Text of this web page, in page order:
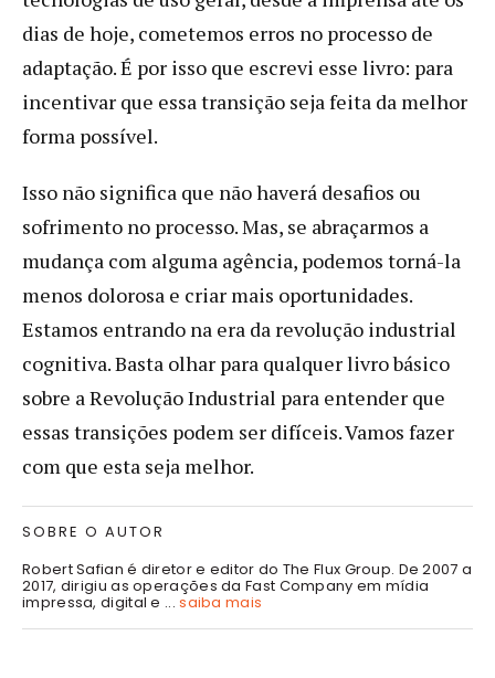
dias de hoje, cometemos erros no processo de
adaptação. É por isso que escrevi esse livro: para
incentivar que essa transição seja feita da melhor
forma possível.
Isso não significa que não haverá desafios ou
sofrimento no processo. Mas, se abraçarmos a
mudança com alguma agência, podemos torná-la
menos dolorosa e criar mais oportunidades.
Estamos entrando na era da revolução industrial
cognitiva. Basta olhar para qualquer livro básico
sobre a Revolução Industrial para entender que
essas transições podem ser difíceis. Vamos fazer
com que esta seja melhor.
SOBRE O AUTOR
Robert Safian é diretor e editor do The Flux Group. De 2007 a
2017, dirigiu as operações da Fast Company em mídia
impressa, digital e ...saiba mais